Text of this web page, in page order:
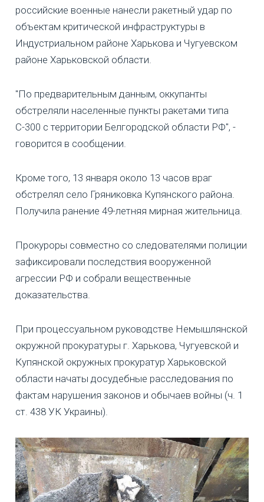
российские военные нанесли ракетный удар по
объектам критической инфраструктуры в
Индустриальном районе Харькова и Чугуевском
районе Харьковской области.
"По предварительным данным, оккупанты
обстреляли населенные пункты ракетами типа
С-300 с территории Белгородской области РФ", -
говорится в сообщении.
Кроме того, 13 января около 13 часов враг
обстрелял село Гряниковка Купянского района.
Получила ранение 49-летняя мирная жительница.
Прокуроры совместно со следователями полиции
зафиксировали последствия вооруженной
агрессии РФ и собрали вещественные
доказательства.
При процессуальном руководстве Немышлянской
окружной прокуратуры г. Харькова, Чугуевской и
Купянской окружных прокуратур Харьковской
области начаты досудебные расследования по
фактам нарушения законов и обычаев войны (ч. 1
ст. 438 УК Украины).